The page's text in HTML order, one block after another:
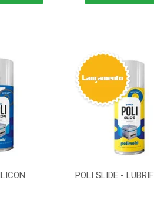
POLI SLIDE -